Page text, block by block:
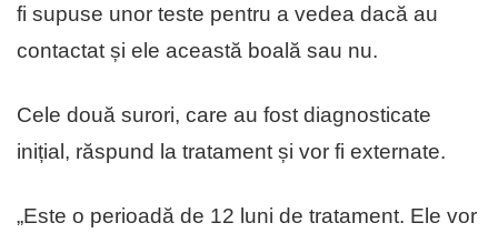
fi supuse unor teste pentru a vedea dacă au
contactat și ele această boală sau nu.
Cele două surori, care au fost diagnosticate
inițial, răspund la tratament și vor fi externate.
„Este o perioadă de 12 luni de tratament. Ele vor